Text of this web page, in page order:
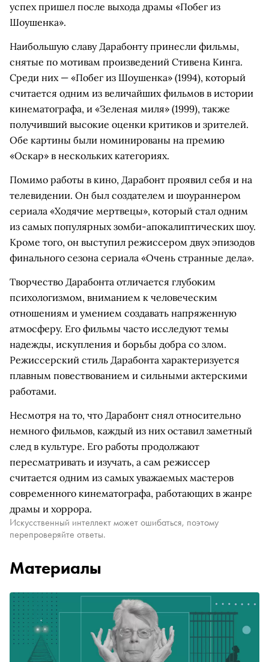
успех пришел после выхода драмы «Побег из
Шоушенка».
Наибольшую славу Дарабонту принесли фильмы,
снятые по мотивам произведений Стивена Кинга.
Среди них — «Побег из Шоушенка» (1994), который
считается одним из величайших фильмов в истории
кинематографа, и «Зеленая миля» (1999), также
получивший высокие оценки критиков и зрителей.
Обе картины были номинированы на премию
«Оскар» в нескольких категориях.
Помимо работы в кино, Дарабонт проявил себя и на
телевидении. Он был создателем и шоураннером
сериала «Ходячие мертвецы», который стал одним
из самых популярных зомби-апокалиптических шоу.
Кроме того, он выступил режиссером двух эпизодов
финального сезона сериала «Очень странные дела».
Творчество Дарабонта отличается глубоким
психологизмом, вниманием к человеческим
отношениям и умением создавать напряженную
атмосферу. Его фильмы часто исследуют темы
надежды, искупления и борьбы добра со злом.
Режиссерский стиль Дарабонта характеризуется
плавным повествованием и сильными актерскими
работами.
Несмотря на то, что Дарабонт снял относительно
немного фильмов, каждый из них оставил заметный
след в культуре. Его работы продолжают
пересматривать и изучать, а сам режиссер
считается одним из самых уважаемых мастеров
современного кинематографа, работающих в жанре
драмы и хоррора.
Искусственный интеллект может ошибаться, поэтому
перепроверяйте ответы.
Материалы